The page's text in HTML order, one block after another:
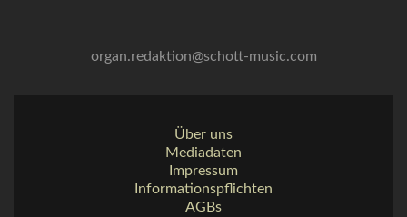
organ.redaktion@schott-music.com
Über uns
Mediadaten
Impressum
Informationspflichten
AGBs